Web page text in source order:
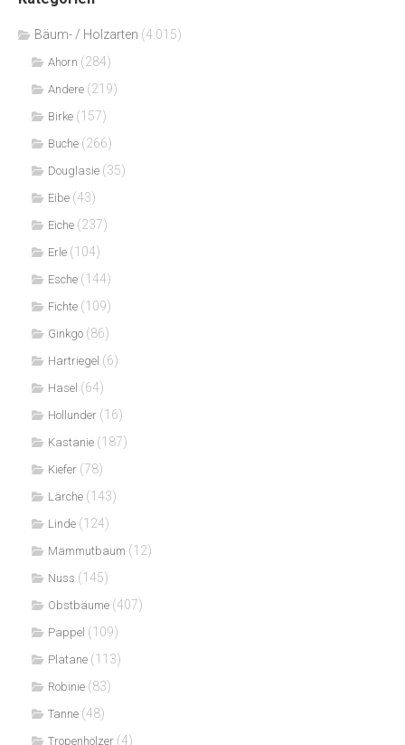
Bäum- / Holzarten (4.015)
Ahorn (284)
Andere (219)
Birke (157)
Buche (266)
Douglasie (35)
Eibe (43)
Eiche (237)
Erle (104)
Esche (144)
Fichte (109)
Ginkgo (86)
Hartriegel (6)
Hasel (64)
Hollunder (16)
Kastanie (187)
Kiefer (78)
Lärche (143)
Linde (124)
Mammutbaum (12)
Nuss (145)
Obstbäume (407)
Pappel (109)
Platane (113)
Robinie (83)
Tanne (48)
Tropenhölzer (4)